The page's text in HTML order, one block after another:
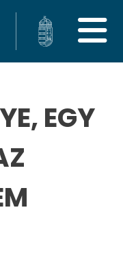
EGY